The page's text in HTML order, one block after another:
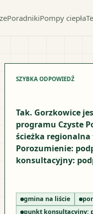
PoradnikiPompy ciepła
SZYBKA ODPOWIEDŹ
Tak. Gorzkowice
programu Czyste
ścieżka regionalna
Porozumienie:
konsultacyjny:
gmina na liście
punkt konsultacyjny: